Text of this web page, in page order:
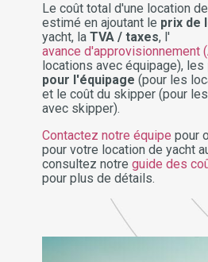
Le coût total d'une location
estimé en ajoutant le prix de
yacht, la TVA / taxes, l'
avance d'approvisionnement
locations avec équipage), les
pour l'équipage (pour les
et le coût du skipper (pour
avec skipper).
Contactez notre équipe pour
pour votre location de yacht
consultez notre guide des
pour plus de détails.